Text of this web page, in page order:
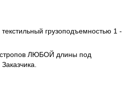
грузоподъемностью 1 -
стропов ЛЮБОЙ длины под